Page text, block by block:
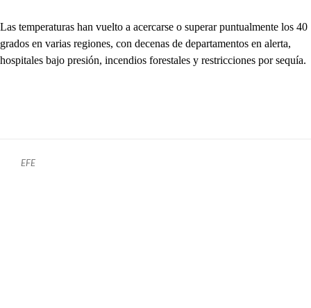
Las temperaturas han vuelto a acercarse o superar puntualmente los 40
grados en varias regiones, con decenas de departamentos en alerta,
hospitales bajo presión, incendios forestales y restricciones por sequía.
EFE